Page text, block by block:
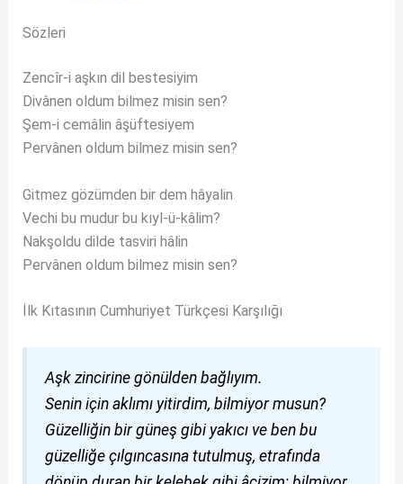
Sözleri
Zencîr-i aşkın dil bestesiyim
Divânen oldum bilmez misin sen?
Şem-i cemâlin âşüftesiyem
Pervânen oldum bilmez misin sen?
Gitmez gözümden bir dem hâyalin
Vechi bu mudur bu kıyl-ü-kâlim?
Nakşoldu dilde tasviri hâlin
Pervânen oldum bilmez misin sen?
İlk Kıtasının Cumhuriyet Türkçesi Karşılığı
Aşk zincirine gönülden bağlıyım.
Senin için aklımı yitirdim, bilmiyor musun?
Güzelliğin bir güneş gibi yakıcı ve ben bu
güzelliğe çılgıncasına tutulmuş, etrafında